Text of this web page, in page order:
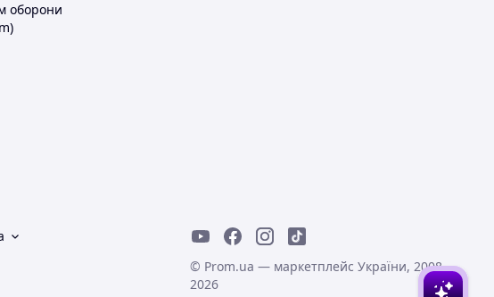
оборони
© Prom.ua — маркетплейс України, 2008-
2026